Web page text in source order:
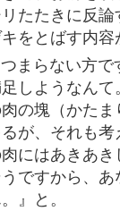
たたきに反
をとばす内容
まらない方
しようなん
の塊（かたま
が、それも
にはあきあ
ですから、
』と。